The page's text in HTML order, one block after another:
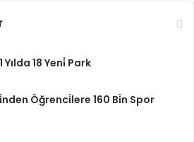
Yılda 18 Yeni̇ Park
Öğrenci̇lere 160 Bi̇n Spor